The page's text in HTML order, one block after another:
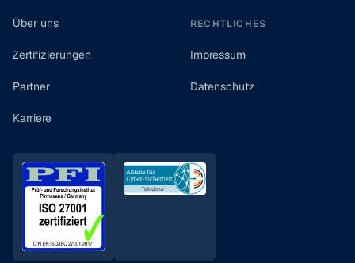
Über uns
Zertifizierungen
Partner
Karriere
RECHTLICHES
Impressum
Datenschutz